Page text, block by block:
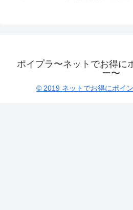
ポイプラ〜ネットでお得に
ー〜
© 2019 ネットでお得にポイ